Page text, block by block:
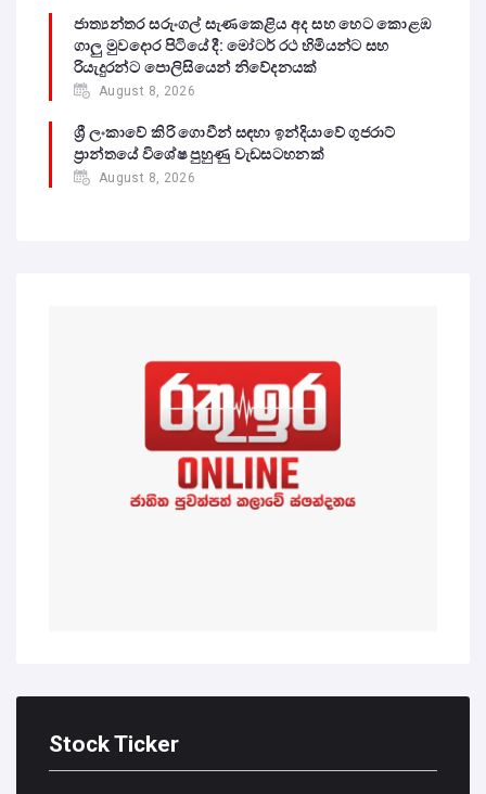
ජාත්‍යන්තර සරුංගල් සැණකෙළිය අද සහ හෙට කොළඹ
ගාලු මුවදොර පිටියේ දී: මෝටර් රථ හිමියන්ට සහ
රියැදුරන්ට පොලිසියෙන් නිවේදනයක්
August 8, 2026
ශ්‍රී ලංකාවේ කිරි ගොවීන් සඳහා ඉන්දියාවේ ගුජරාට්
ප්‍රාන්තයේ විශේෂ පුහුණු වැඩසටහනක්
August 8, 2026
Stock Ticker